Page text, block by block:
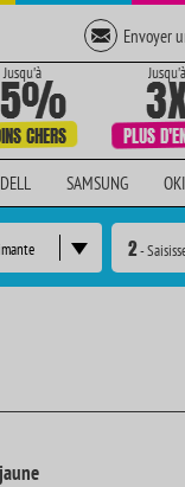
Envoyer
DELL SAMSUNG OKI
2-